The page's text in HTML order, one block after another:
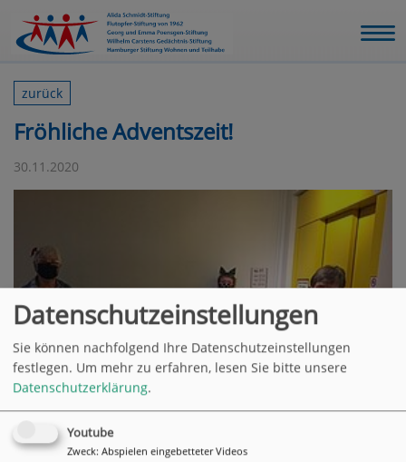
zurück
Fröhliche Adventszeit!
30.11.2020
Datenschutzeinstellungen
Sie können nachfolgend Ihre Datenschutzeinstellungen
festlegen. Um mehr zu erfahren, lesen Sie bitte unsere
Datenschutzerklärung.
Youtube
Zweck: Abspielen eingebetteter Videos